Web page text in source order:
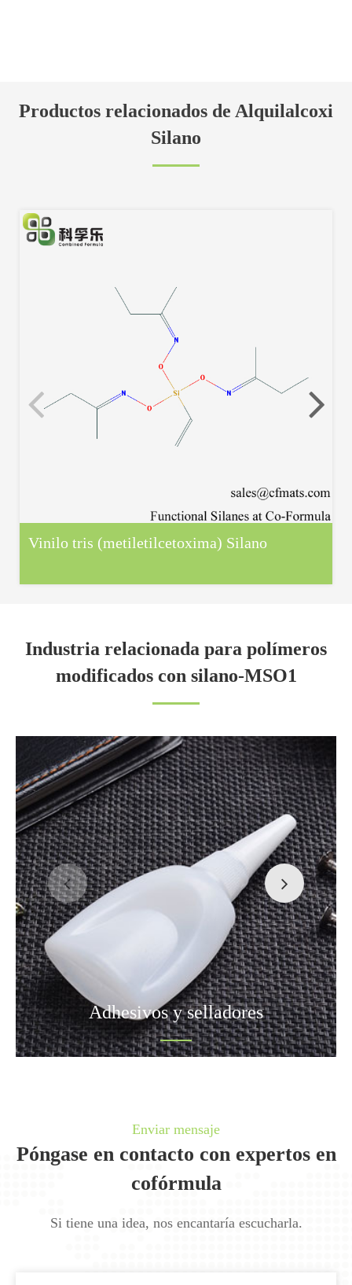
Productos relacionados de Alquilalcoxi
Silano
Vinilo tris (metiletilcetoxima) Silano
Industria relacionada para polímeros
modificados con silano-MSO1
Adhesivos y selladores
Enviar mensaje
Póngase en contacto con expertos en
cofórmula
Si tiene una idea, nos encantaría escucharla.